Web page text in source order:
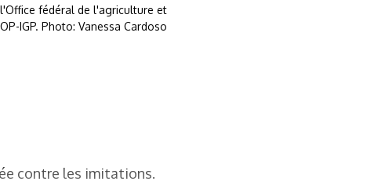
fédéral de l'agriculture et
IGP. Photo: Vanessa Cardoso
contre les imitations.